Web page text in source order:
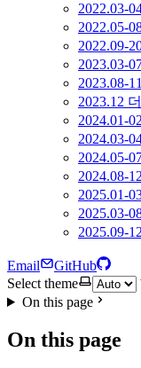
2022.03-
2022.05-
2022.09-
2023.03-
2023.08-
2023.12
2024.01-
2024.03-
2024.05-
2024.08-
2025.01-
2025.03-
2025.09-
Email
GitHub
Select theme
On this page
On this page